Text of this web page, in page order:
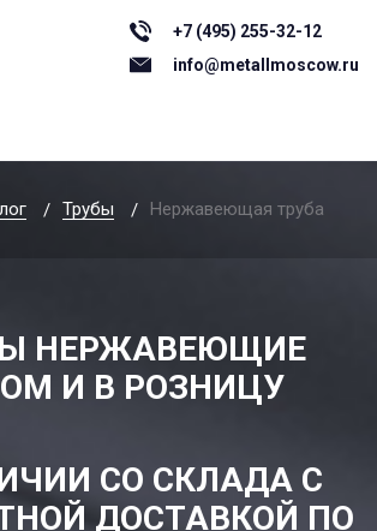
+7 (495) 255-32-12
info@metallmoscow.ru
Трубы Нержавеющая труба
НЕРЖАВЕЮЩИЕ
И В РОЗНИЦУ
СО СКЛАДА С
ДОСТАВКОЙ ПО